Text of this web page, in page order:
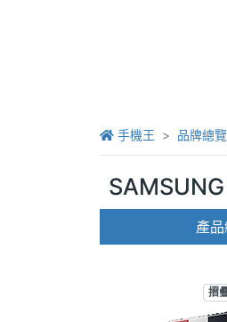
手機王 品牌總覽
產
摺